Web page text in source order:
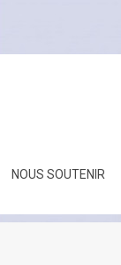
NOUS SOUTENIR